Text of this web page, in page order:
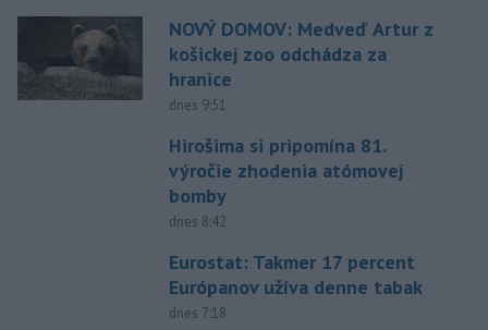
NOVÝ DOMOV: Medveď Artur z
košickej zoo odchádza za
hranice
dnes 9:51
Hirošima si pripomína 81.
výročie zhodenia atómovej
bomby
dnes 8:42
Eurostat: Takmer 17 percent
Európanov užíva denne tabak
dnes 7:18